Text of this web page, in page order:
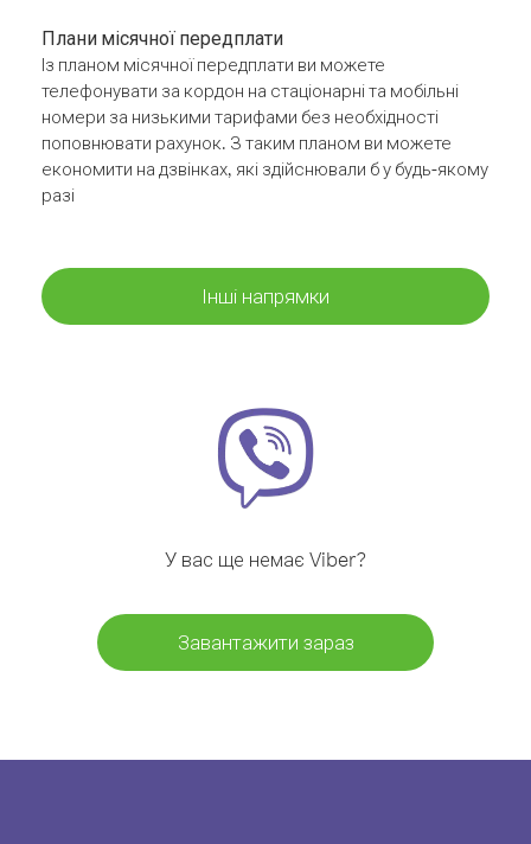
Плани місячної передплати
Із планом місячної передплати ви можете
телефонувати за кордон на стаціонарні та мобільні
номери за низькими тарифами без необхідності
поповнювати рахунок. З таким планом ви можете
економити на дзвінках, які здійснювали б у будь-якому
разі
Інші напрямки
У вас ще немає Viber?
Завантажити зараз